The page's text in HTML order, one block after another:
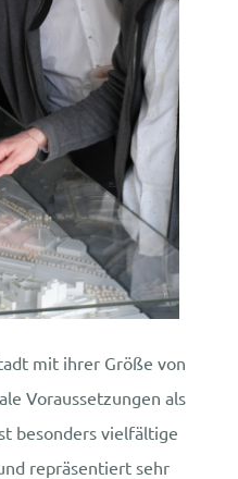
mit ihrer Größe von
Voraussetzungen als
besonders vielfältige
repräsentiert sehr